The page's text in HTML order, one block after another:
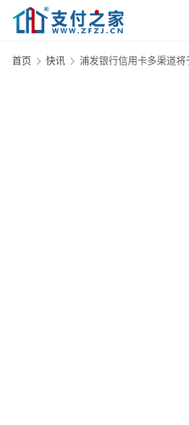
首页 快讯 浦发银行信用卡多渠道